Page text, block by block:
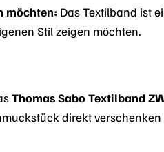
möchten: Das Textilband ist
Stil zeigen möchten.
Thomas Sabo Textilband
direkt